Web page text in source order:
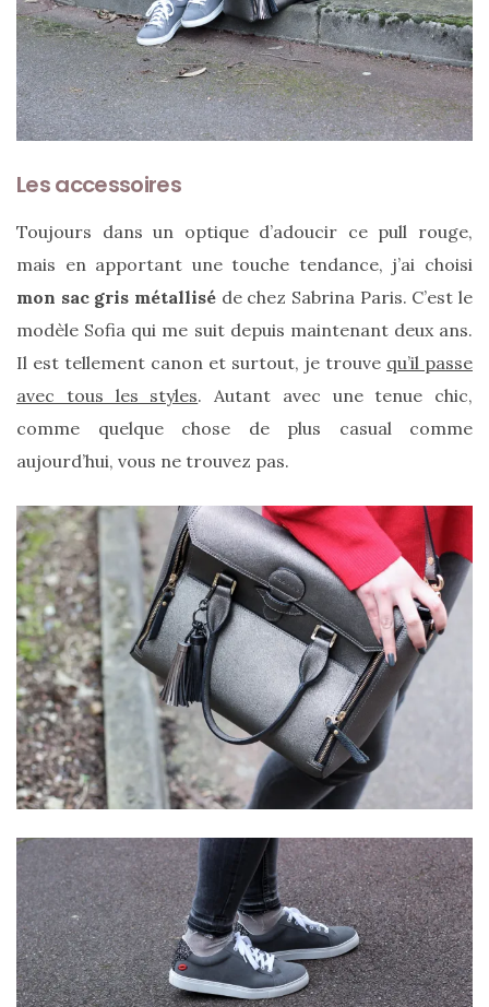
DU BLOG
Beauté
(640)
beauté
Conseils
beauté
(54)
Favoris
et
déceptions
(27)
(478)
Tutoriels
(70)
Lifestyle
(154)
Bonnes
adresses/Evénements
(43)
Coups
de
coeur
(9)
Digital/Blogging
(12)
Les accessoires
Toujours dans un optique d’adoucir ce pull rouge,
mais en apportant une touche tendance, j’ai choisi
mon sac gris métallisé de chez Sabrina Paris. C’est le
modèle Sofia qui me suit depuis maintenant deux ans.
Il est tellement canon et surtout, je trouve qu’il passe
avec tous les styles. Autant avec une tenue chic,
comme quelque chose de plus casual comme
aujourd’hui, vous ne trouvez pas.